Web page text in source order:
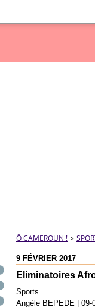
Ô CAMEROUN ! >
9 FÉVRIER 2017
Eliminatoires
Sports
Angèle BEPEDE
09-